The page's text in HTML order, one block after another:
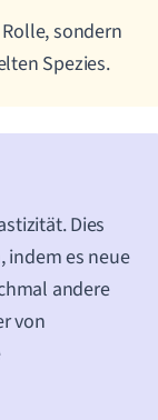
sondern
Spezies.
Dies
indem es neue
andere
von